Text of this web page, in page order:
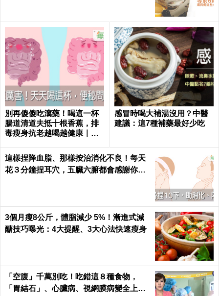
別再傻傻吃瀉藥！喝這一杯
腸道清道夫抵十根香蕉，排
毒瘦身抗老越喝越健康｜每
感冒時喝大補湯沒用？中醫
建議：這7種補藥最好少吃
這樣捏降血脂、那樣按治消化不良！每天
花３分鐘捏耳穴，五臟六腑都會感謝你｜
3個月瘦8公斤，體脂減少 5%！漸進式減
醣技巧曝光：4大提醒、3大心法快速瘦身
「空腹」千萬別吃！吃錯這８種食物，
「胃結石」、心臟病、視網膜病變全上身